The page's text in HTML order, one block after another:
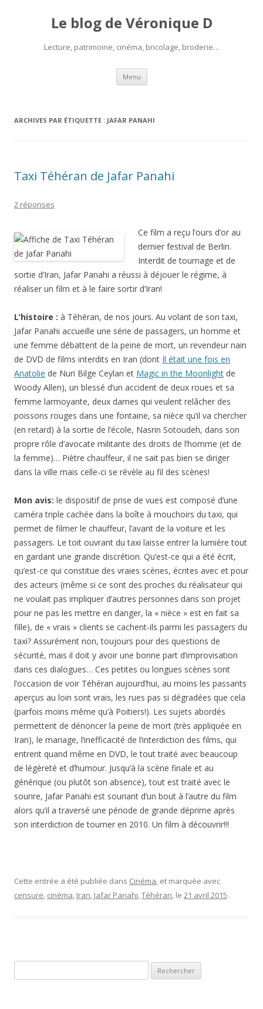
Le blog de Véronique D
Lecture, patrimoine, cinéma, bricolage, broderie…
Menu Aller
contenu
ARCHIVES PAR ÉTIQUETTE : JAFAR PANAHI
Taxi Téhéran de Jafar Panahi
2 réponses
Ce film a reçu l’ours d’or au
dernier festival de Berlin.
Interdit de tournage et de
sortie d’Iran, Jafar Panahi a réussi à déjouer le régime, à
réaliser un film et à le faire sortir d’Iran!
L’histoire : à Téhéran, de nos jours. Au volant de son taxi,
Jafar Panahi accueille une série de passagers, un homme et
une femme débattent de la peine de mort, un revendeur nain
de DVD de films interdits en Iran (dont Il était une fois en
Anatolie de Nuri Bilge Ceylan et Magic in the Moonlight de
Woody Allen), un blessé d’un accident de deux roues et sa
femme larmoyante, deux dames qui veulent relâcher des
poissons rouges dans une fontaine, sa nièce qu’il va chercher
(en retard) à la sortie de l’école, Nasrin Sotoudeh, dans son
propre rôle d’avocate militante des droits de l’homme (et de
la femme)… Piètre chauffeur, il ne sait pas bien se diriger
dans la ville mais celle-ci se révèle au fil des scènes!
Mon avis: le dispositif de prise de vues est composé d’une
caméra triple cachée dans la boîte à mouchoirs du taxi, qui
permet de filmer le chauffeur, l’avant de la voiture et les
passagers. Le toit ouvrant du taxi laisse entrer la lumière tout
en gardant une grande discrétion. Qu’est-ce qui a été écrit,
qu’est-ce qui constitue des vraies scènes, écrites avec et pour
des acteurs (même si ce sont des proches du réalisateur qui
ne voulait pas impliquer d’autres personnes dans son projet
pour ne pas les mettre en danger, la « nièce » est en fait sa
fille), de « vrais » clients se cachent-ils parmi les passagers du
taxi? Assurément non, toujours pour des questions de
sécurité, mais il doit y avoir une bonne part d’improvisation
dans ces dialogues… Ces petites ou longues scènes sont
l’occasion de voir Téhéran aujourd’hui, au moins les passants
aperçus au loin sont vrais, les rues pas si dégradées que cela
(parfois moins même qu’à Poitiers!). Les sujets abordés
permettent de dénoncer la peine de mort (très appliquée en
Iran), le mariage, l’inefficacité de l’interdiction des films, qui
entrent quand même en DVD, le tout traité avec beaucoup
de légèreté et d’humour. Jusqu’à la scène finale et au
générique (ou plutôt son absence), tout est traité avec le
sourire, Jafar Panahi est souriant d’un bout à l’autre du film
alors qu’il a traversé une période de grande déprime après
son interdiction de tourner en 2010. Un film à découvrir!!!
Cette entrée a été publiée dans Cinéma, et marquée avec
censure, cinéma, Iran, Jafar Panahi,Téhéran, le 21 avril 2015 .